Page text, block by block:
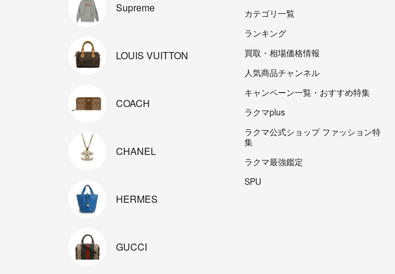
Supreme
LOUIS VUITTON
COACH
CHANEL
HERMES
GUCCI
カテゴリ一覧
ランキング
買取・相場価格情報
人気商品チャンネル
キャンペーン一覧・おすすめ特集
ラクマplus
ラクマ公式ショップ ファッション特
集
ラクマ最強鑑定
SPU